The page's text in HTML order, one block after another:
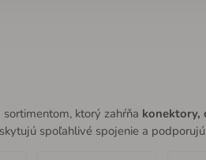
sortimentom, ktorý zahŕňa konektory,
spoľahlivé spojenie a